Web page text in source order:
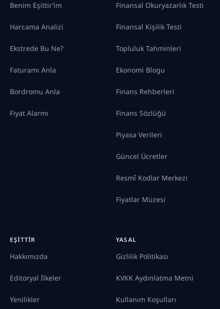
Benim Eşittir’im
Harcama Analizi
Ekstrede Bu Ne?
Faturamı Anla
Bordromu Anla
Fiyat Alarmı
Finansal Okuryazarlık Testi
Finansal Kişilik Testi
Topluluk Tahminleri
Ekonomi Blogu
Finans Rehberleri
Finans Sözlüğü
Piyasa Verileri
Güncel Ücretler
Resmî Kodlar Merkezi
Fiyatlar Müzesi
EŞITTIR
Hakkımızda
Editoryal İlkeler
Yenilikler
YASAL
Gizlilik Politikası
KVKK Aydınlatma Metni
Kullanım Koşulları